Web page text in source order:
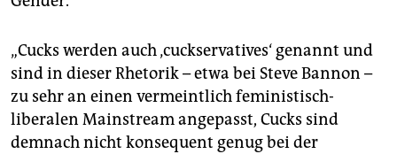
„Cucks werden auch ‚cuckservatives‘ genannt und
sind in dieser Rhetorik – etwa bei Steve Bannon –
zu sehr an einen vermeintlich feministisch-
liberalen Mainstream angepasst, Cucks sind
demnach nicht konsequent genug bei der